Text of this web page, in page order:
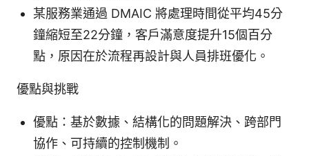
某服務業通過 DMAIC 將處理時間從平均45分
鐘縮短至22分鐘，客戶滿意度提升15個百分
點，原因在於流程再設計與人員排班優化。
優點與挑戰
優點：基於數據、結構化的問題解決、跨部門
協作、可持續的控制機制。